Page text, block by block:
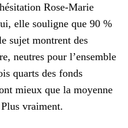
Rose-Marie
elle souligne que 90 %
sujet montrent des
neutres pour l’ensemble
quarts des fonds
mieux que la moyenne
vraiment.